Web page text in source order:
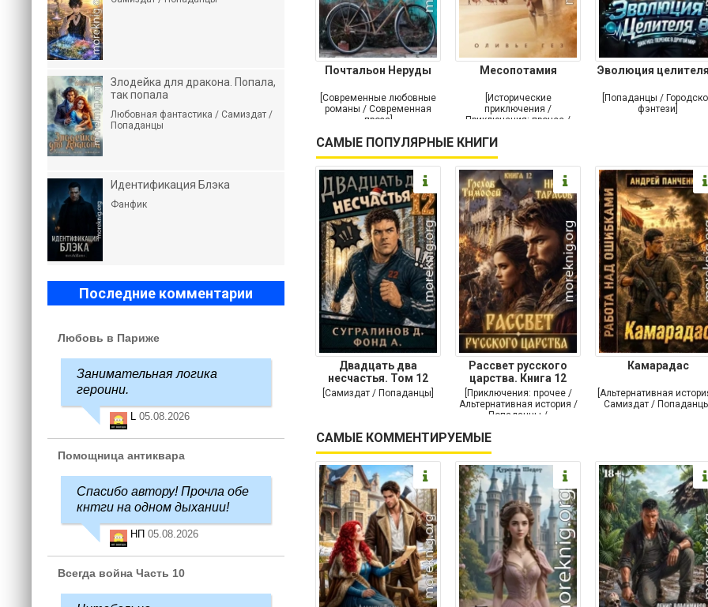
Почтальон Неруды
[Современные любовные
романы / Современная
проза]
Месопотамия
[Исторические
приключения /
Приключения: прочее /
Историческая проза]
Эволюция
[Попаданцы /
фэнтези]
САМЫЕ ПОПУЛЯРНЫЕ КНИГИ
Двадцать два
несчастья. Том 12
[Самиздат / Попаданцы]
Рассвет русского
царства. Книга 12
[Приключения: прочее /
Альтернативная история /
Попаданцы /
приключения]
Камарадас
[Альтернативная
Самиздат /
САМЫЕ КОММЕНТИРУЕМЫЕ
Злодейка для дракона. Попала,
так попала
Любовная фантастика / Самиздат /
Попаданцы
Идентификация Блэка
Фанфик
Последние комментарии
Любовь в Париже
Занимательная логика
героини.
L 05.08.2026
Помощница антиквара
Спасибо автору! Прочла обе
кнтги на одном дыхании!
НП 05.08.2026
Всегда война Часть 10